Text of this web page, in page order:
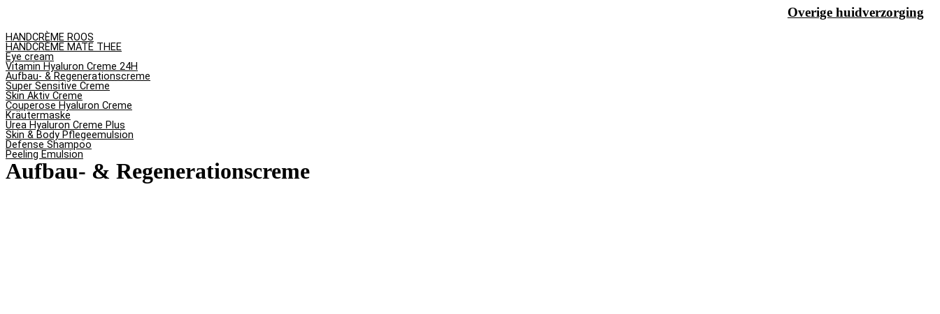
Overige huidverzorging
HANDCRÈME ROOS
HANDCRÈME MATE THEE
Eye cream
Vitamin Hyaluron Creme 24H
Aufbau- & Regenerationscreme
Super Sensitive Creme
Skin Aktiv Creme
Couperose Hyaluron Creme
Kräutermaske
Urea Hyaluron Creme Plus
Skin & Body Pflegeemulsion
Defense Shampoo
Peeling Emulsion
Aufbau- & Regenerationscreme